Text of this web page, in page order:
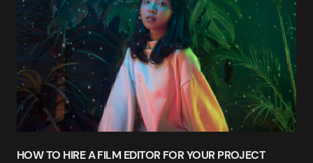
HOW TO HIRE A FILM EDITOR FOR YOUR PROJECT